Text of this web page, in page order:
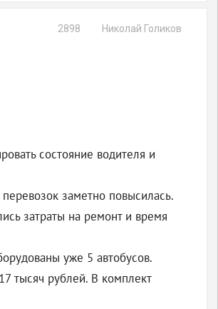
Николай Голиков
2898
состояние водителя и
заметно повысилась.
затраты на ремонт и время
уже 5 автобусов.
тысяч рублей. В комплект